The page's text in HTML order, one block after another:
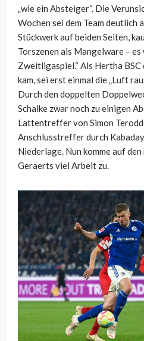
„wie ein Absteiger“. Die
Wochen sei dem Team deutlich
Stückwerk auf beiden Seiten,
Torszenen als Mangelware – es
Zweitligaspiel.“ Als Hertha BSC
kam, sei erst einmal die „Luft
Durch den doppelten
Schalke zwar noch zu einigen
Lattentreffer von Simon
Anschlusstreffer durch
Niederlage. Nun komme auf
Geraerts viel Arbeit zu.